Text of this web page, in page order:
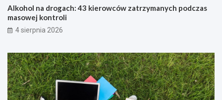
Alkohol na drogach: 43 kierowców zatrzymanych podczas
masowej kontroli
4 sierpnia 2026